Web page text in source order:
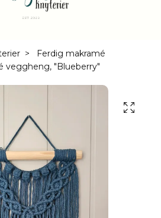
Ferdig makramé
veggheng, "Blueberry"